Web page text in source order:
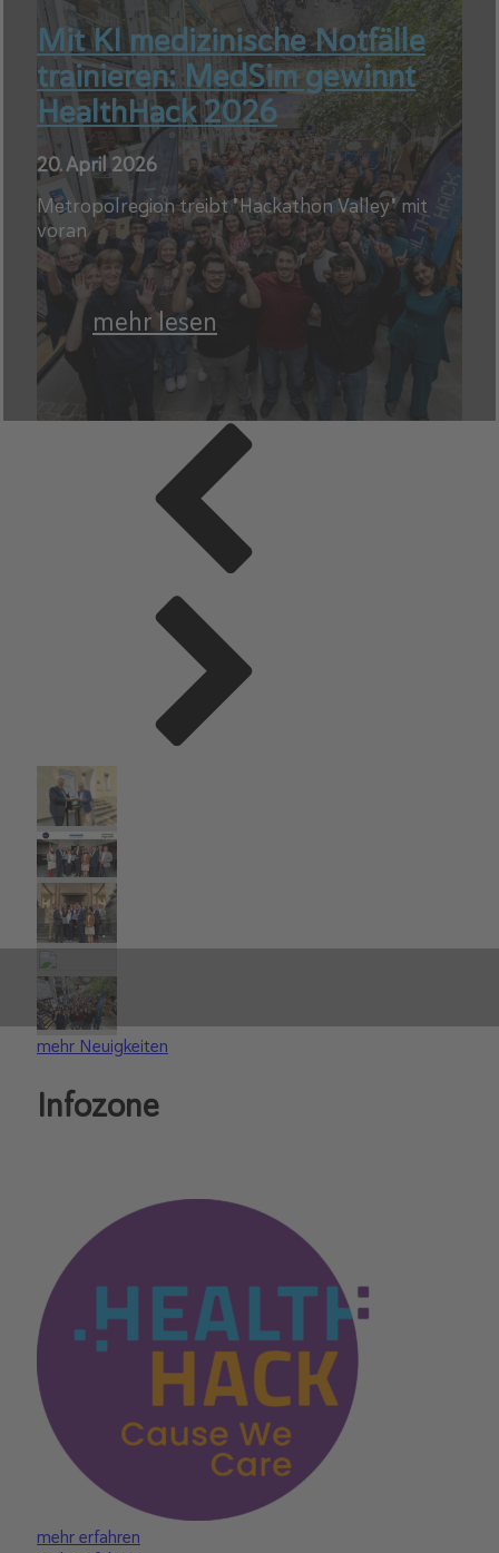
Mit KI medizinische Notfälle
trainieren: MedSim gewinnt
HealthHack 2026
20. April 2026
Metropolregion treibt "Hackathon Valley" mit
voran
mehr lesen
mehr Neuigkeiten
Infozone
mehr erfahren